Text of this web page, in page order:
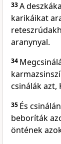
33A
karikáikat
aranynyal.
34
csinálák azt,
35 És
beboríták
öntének